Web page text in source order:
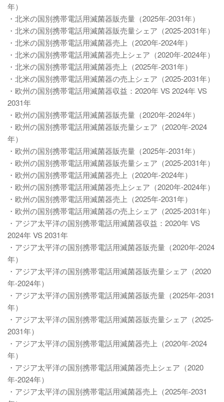
年）
・北米の国別携帯電話用滅菌器販売量（2025年-2031年）
・北米の国別携帯電話用滅菌器販売量シェア（2025-2031年）
・北米の国別携帯電話用滅菌器売上（2020年-2024年）
・北米の国別携帯電話用滅菌器売上シェア（2020年-2024年）
・北米の国別携帯電話用滅菌器売上（2025年-2031年）
・北米の国別携帯電話用滅菌器の売上シェア（2025-2031年）
・欧州の国別携帯電話用滅菌器収益：2020年 VS 2024年 VS
2031年
・欧州の国別携帯電話用滅菌器販売量（2020年-2024年）
・欧州の国別携帯電話用滅菌器販売量シェア（2020年-2024
年）
・欧州の国別携帯電話用滅菌器販売量（2025年-2031年）
・欧州の国別携帯電話用滅菌器販売量シェア（2025-2031年）
・欧州の国別携帯電話用滅菌器売上（2020年-2024年）
・欧州の国別携帯電話用滅菌器売上シェア（2020年-2024年）
・欧州の国別携帯電話用滅菌器売上（2025年-2031年）
・欧州の国別携帯電話用滅菌器の売上シェア（2025-2031年）
・アジア太平洋の国別携帯電話用滅菌器収益：2020年 VS
2024年 VS 2031年
・アジア太平洋の国別携帯電話用滅菌器販売量（2020年-2024
年）
・アジア太平洋の国別携帯電話用滅菌器販売量シェア（2020
年-2024年）
・アジア太平洋の国別携帯電話用滅菌器販売量（2025年-2031
年）
・アジア太平洋の国別携帯電話用滅菌器販売量シェア（2025-
2031年）
・アジア太平洋の国別携帯電話用滅菌器売上（2020年-2024
年）
・アジア太平洋の国別携帯電話用滅菌器売上シェア（2020
年-2024年）
・アジア太平洋の国別携帯電話用滅菌器売上（2025年-2031